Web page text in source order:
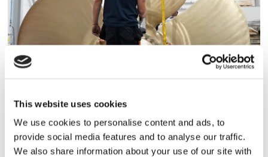
This website uses cookies
We use cookies to personalise content and ads, to
provide social media features and to analyse our traffic.
We also share information about your use of our site with
Maritime köper Berg
Propulsion